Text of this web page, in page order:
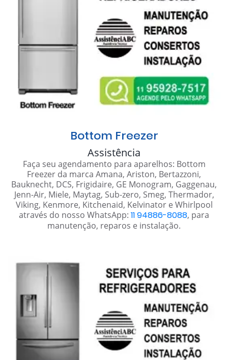
Bottom Freezer
Assistência
Faça seu agendamento para aparelhos: Bottom
Freezer da marca Amana, Ariston, Bertazzoni,
Bauknecht, DCS, Frigidaire, GE Monogram, Gaggenau,
Jenn-Air, Miele, Maytag, Sub-zero, Smeg, Thermador,
Viking, Kenmore, Kitchenaid, Kelvinator e Whirlpool
através do nosso WhatsApp: 11 94886-8088, para
manutenção, reparos e instalação.